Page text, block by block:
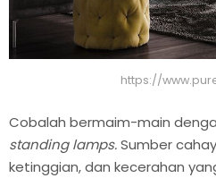
https://
Cobalah bermaim-main
standing lamps.Sumber
ketinggian, dan kecerahan